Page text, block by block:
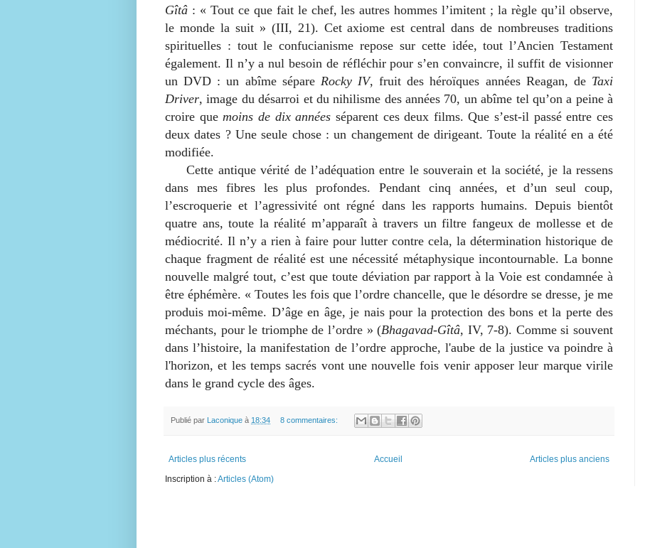
Gîtâ : « Tout ce que fait le chef, les autres hommes l’imitent ; la règle qu’il observe,
le monde la suit » (III, 21). Cet axiome est central dans de nombreuses traditions
spirituelles : tout le confucianisme repose sur cette idée, tout l’Ancien Testament
également. Il n’y a nul besoin de réfléchir pour s’en convaincre, il suffit de visionner
un DVD : un abîme sépare Rocky IV, fruit des héroïques années Reagan, de Taxi
Driver, image du désarroi et du nihilisme des années 70, un abîme tel qu’on a peine à
croire que moins de dix années séparent ces deux films. Que s’est-il passé entre ces
deux dates ? Une seule chose : un changement de dirigeant. Toute la réalité en a été
modifiée.
Cette antique vérité de l’adéquation entre le souverain et la société, je la ressens
dans mes fibres les plus profondes. Pendant cinq années, et d’un seul coup,
l’escroquerie et l’agressivité ont régné dans les rapports humains. Depuis bientôt
quatre ans, toute la réalité m’apparaît à travers un filtre fangeux de mollesse et de
médiocrité. Il n’y a rien à faire pour lutter contre cela, la détermination historique de
chaque fragment de réalité est une nécessité métaphysique incontournable. La bonne
nouvelle malgré tout, c’est que toute déviation par rapport à la Voie est condamnée à
être éphémère. « Toutes les fois que l’ordre chancelle, que le désordre se dresse, je me
produis moi-même. D’âge en âge, je nais pour la protection des bons et la perte des
méchants, pour le triomphe de l’ordre » (Bhagavad-Gîtâ, IV, 7-8). Comme si souvent
dans l’histoire, la manifestation de l’ordre approche, l'aube de la justice va poindre à
l'horizon, et les temps sacrés vont une nouvelle fois venir apposer leur marque virile
dans le grand cycle des âges.
Publié par Laconique à 18:34 8 commentaires:
Articles plus récents Articles plus anciens
Accueil
Inscription à :Articles (Atom)